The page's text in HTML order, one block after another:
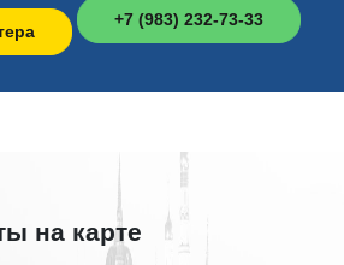
+7 (983) 232-73-33
на карте